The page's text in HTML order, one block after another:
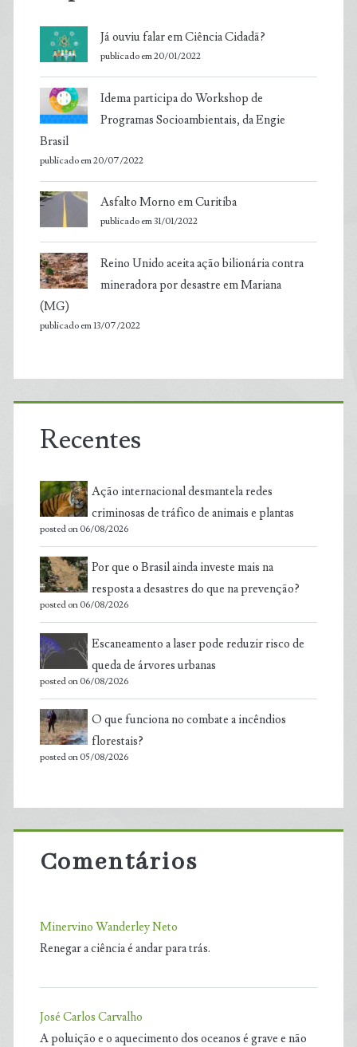
Já ouviu falar em Ciência Cidadã?
publicado em 20/01/2022
Idema participa do Workshop de
Programas Socioambientais, da Engie
Brasil
publicado em 20/07/2022
Asfalto Morno em Curitiba
publicado em 31/01/2022
Reino Unido aceita ação bilionária contra
mineradora por desastre em Mariana
(MG)
publicado em 13/07/2022
Recentes
Ação internacional desmantela redes
criminosas de tráfico de animais e plantas
posted on 06/08/2026
Por que o Brasil ainda investe mais na
resposta a desastres do que na prevenção?
posted on 06/08/2026
Escaneamento a laser pode reduzir risco de
queda de árvores urbanas
posted on 06/08/2026
O que funciona no combate a incêndios
florestais?
posted on 05/08/2026
Comentários
Minervino Wanderley Neto
Renegar a ciência é andar para trás.
José Carlos Carvalho
A poluição e o aquecimento dos oceanos é grave e não